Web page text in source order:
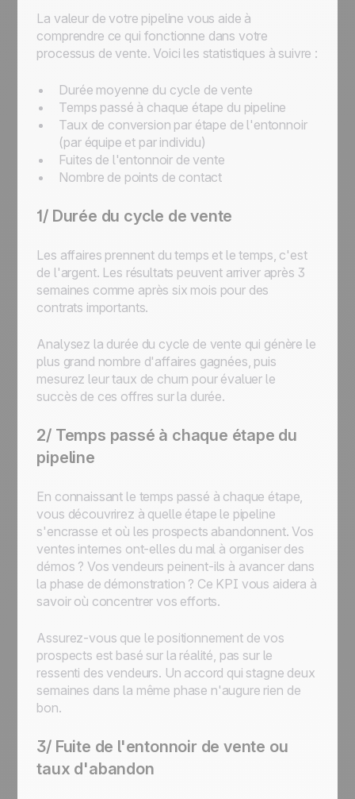
La valeur de votre pipeline vous aide à
comprendre ce qui fonctionne dans votre
processus de vente. Voici les statistiques à suivre :
Durée moyenne du cycle de vente
Temps passé à chaque étape du pipeline
Taux de conversion par étape de l'entonnoir
(par équipe et par individu)
Fuites de l'entonnoir de vente
Nombre de points de contact
1/ Durée du cycle de vente
Les affaires prennent du temps et le temps, c'est
de l'argent. Les résultats peuvent arriver après 3
semaines comme après six mois pour des
contrats importants.
Analysez la durée du cycle de vente qui génère le
plus grand nombre d'affaires gagnées, puis
mesurez leur taux de churn pour évaluer le
succès de ces offres sur la durée.
2/ Temps passé à chaque étape du
pipeline
En connaissant le temps passé à chaque étape,
vous découvrirez à quelle étape le pipeline
s'encrasse et où les prospects abandonnent. Vos
ventes internes ont-elles du mal à organiser des
démos ? Vos vendeurs peinent-ils à avancer dans
la phase de démonstration ? Ce KPI vous aidera à
savoir où concentrer vos efforts.
Assurez-vous que le positionnement de vos
prospects est basé sur la réalité, pas sur le
ressenti des vendeurs. Un accord qui stagne deux
semaines dans la même phase n'augure rien de
bon.
3/ Fuite de l'entonnoir de vente ou
taux d'abandon